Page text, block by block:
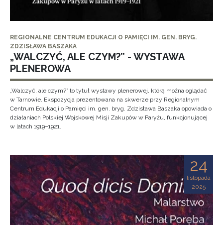
REGIONALNE CENTRUM EDUKACJI O PAMIĘCI IM. GEN. BRYG.
ZDZISŁAWA BASZAKA
„WALCZYĆ, ALE CZYM?” - WYSTAWA
PLENEROWA
„Walczyć, ale czym?” to tytuł wystawy plenerowej, którą można oglądać
w Tarnowie. Ekspozycja prezentowana na skwerze przy Regionalnym
Centrum Edukacji o Pamięci im. gen. bryg. Zdzisława Baszaka opowiada o
działaniach Polskiej Wojskowej Misji Zakupów w Paryżu, funkcjonującej
w latach 1919–1921.
24
listopada
2025